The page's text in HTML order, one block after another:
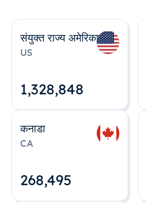
संयुक्त राज्य अमेरिका
US
1,328,848
कनाडा
CA
268,495